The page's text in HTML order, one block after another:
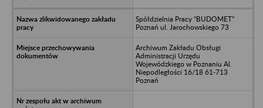
Spółdzielnia Pracy ”BUDOMET”
Poznań ul. Jarochowskiego 73
Archiwum Zakładu Obsługi
Administracji Urzędu
Wojewódzkiego w Poznaniu Al.
Niepodległości 16/18 61-713
Poznań